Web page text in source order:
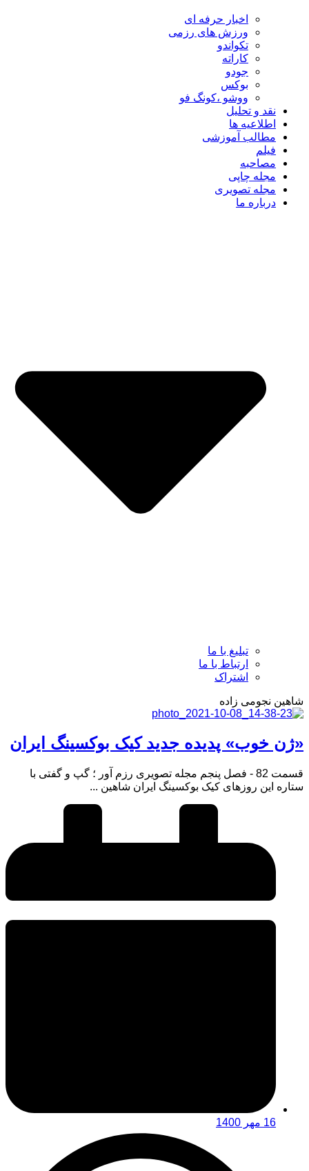
اخبار حرفه ای
ورزش های رزمی
تکواندو
کاراته
جودو
بوکس
ووشو ،کونگ فو
نقد و تحلیل
اطلاعیه ها
مطالب آموزشی
فیلم
مصاحبه
مجله چاپی
مجله تصویری
درباره ما
تبلیغ با ما
ارتباط با ما
اشتراک
شاهین نجومی زاده
«ژن خوب» پدیده جدید کیک بوکسینگ ایران
قسمت 82 - فصل پنجم مجله تصویری رزم آور ؛ گپ و گفتی با
ستاره این روزهای کیک بوکسینگ ایران شاهین ...
16 مهر 1400